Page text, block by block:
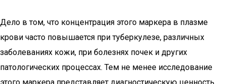
Дело в том, что концентрация этого маркера в плазме
крови часто повышается при туберкулезе, различных
заболеваниях кожи, при болезнях почек и других
патологических процессах. Тем не менее исследование